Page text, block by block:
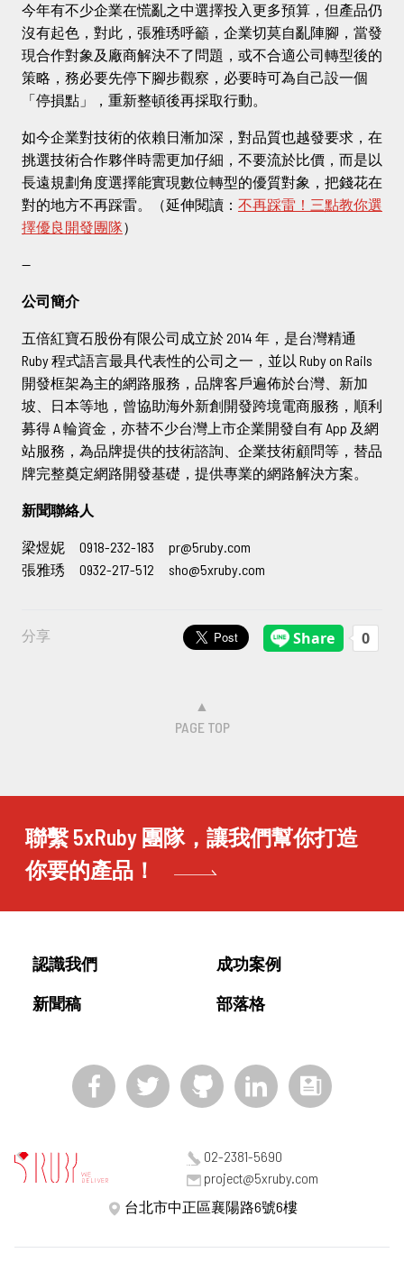
今年有不少企業在慌亂之中選擇投入更多預算，但產品仍
沒有起色，對此，張雅琇呼籲，企業切莫自亂陣腳，當發
現合作對象及廠商解決不了問題，或不合適公司轉型後的
策略，務必要先停下腳步觀察，必要時可為自己設一個
「停損點」，重新整頓後再採取行動。
如今企業對技術的依賴日漸加深，對品質也越發要求，在
挑選技術合作夥伴時需更加仔細，不要流於比價，而是以
長遠規劃角度選擇能實現數位轉型的優質對象，把錢花在
對的地方不再踩雷。（延伸閱讀： 不再踩雷！三點教你選
擇優良開發團隊）
--
公司簡介
五倍紅寶石股份有限公司成立於 2014 年，是台灣精通
Ruby 程式語言最具代表性的公司之一，並以 Ruby on Rails
開發框架為主的網路服務，品牌客戶遍佈於台灣、新加
坡、日本等地，曾協助海外新創開發跨境電商服務，順利
募得 A 輪資金，亦替不少台灣上市企業開發自有 App 及網
站服務，為品牌提供的技術諮詢、企業技術顧問等，替品
牌完整奠定網路開發基礎，提供專業的網路解決方案。
新聞聯絡人
梁煜妮 0918-232-183 pr@5ruby.com
張雅琇 0932-217-512 sho@5xruby.com
分享
▲
PAGE TOP
聯繫 5xRuby 團隊，讓我們幫你打造
你要的產品！
認識我們
成功案例
新聞稿
部落格
02-2381-5690
project@5xruby.com
台北市中正區襄陽路6號6樓